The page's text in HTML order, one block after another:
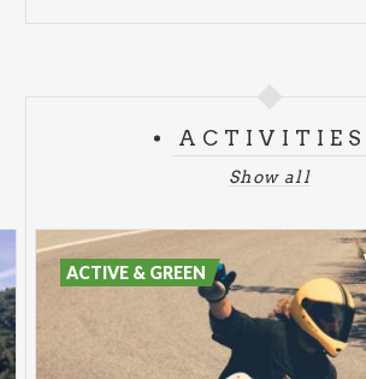
ACTIVITIES
Show all
ACTIVE & GREEN